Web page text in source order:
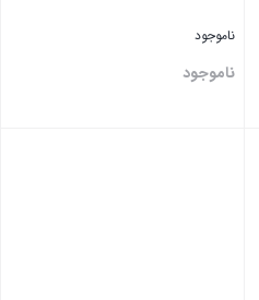
ناموجود
ناموجود